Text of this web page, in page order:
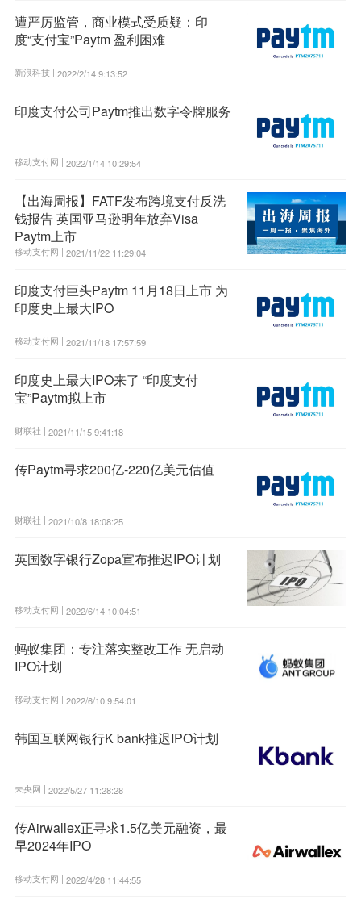
遭严厉监管，商业模式受质疑：印
度“支付宝”Paytm 盈利困难
新浪科技 | 2022/2/14 9:13:52
印度支付公司Paytm推出数字令牌服务
移动支付网 | 2022/1/14 10:29:54
【出海周报】FATF发布跨境支付反洗
钱报告 英国亚马逊明年放弃Visa
Paytm上市
移动支付网 | 2021/11/22 11:29:04
印度支付巨头Paytm 11月18日上市 为
印度史上最大IPO
移动支付网 | 2021/11/18 17:57:59
印度史上最大IPO来了 “印度支付
宝”Paytm拟上市
财联社 | 2021/11/15 9:41:18
传Paytm寻求200亿-220亿美元估值
财联社 | 2021/10/8 18:08:25
英国数字银行Zopa宣布推迟IPO计划
移动支付网 | 2022/6/14 10:04:51
蚂蚁集团：专注落实整改工作 无启动
IPO计划
移动支付网 | 2022/6/10 9:54:01
韩国互联网银行K bank推迟IPO计划
未央网 | 2022/5/27 11:28:28
传Airwallex正寻求1.5亿美元融资，最
早2024年IPO
移动支付网 | 2022/4/28 11:44:55